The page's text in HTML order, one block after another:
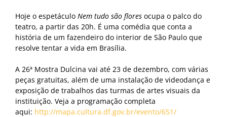
Hoje o espetáculo Nem tudo são flores ocupa o palco do
teatro, a partir das 20h. É uma comédia que conta a
história de um fazendeiro do interior de São Paulo que
resolve tentar a vida em Brasília.
A 26ª Mostra Dulcina vai até 23 de dezembro, com várias
peças gratuitas, além de uma instalação de videodança e
exposição de trabalhos das turmas de artes visuais da
instituição. Veja a programação completa
aqui: http://mapa.cultura.df.gov.br/evento/651/